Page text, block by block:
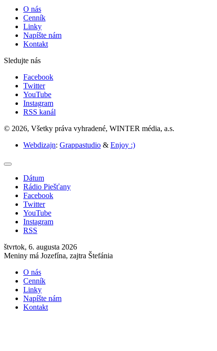
O nás
Cenník
Linky
Napíšte nám
Kontakt
Sledujte nás
Facebook
Twitter
YouTube
Instagram
RSS kanál
© 2026, Všetky práva vyhradené, WINTER média, a.s.
Webdizajn: Grappastudio & Enjoy :)
Dátum
Rádio Piešťany
Facebook
Twitter
YouTube
Instagram
RSS
štvrtok, 6. augusta 2026
Meniny má Jozefína, zajtra Štefánia
O nás
Cenník
Linky
Napíšte nám
Kontakt